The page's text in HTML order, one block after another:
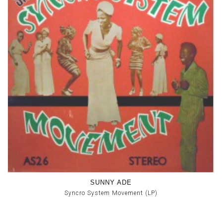
SUNNY ADE
Syncro System Movement (LP)